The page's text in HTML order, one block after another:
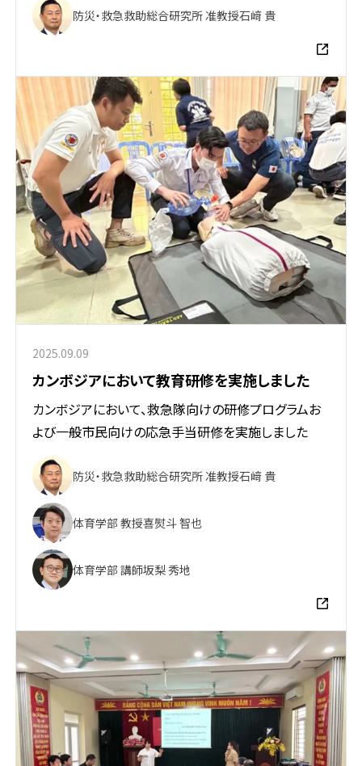
防災・救急救助総合研究所 准教授石﨑 貴
2025.09.09
カンボジアにおいて教育研修を実施しました
カンボジアにおいて、救急隊向けの研修プログラムお
よび一般市民向けの応急手当研修を実施しました
防災・救急救助総合研究所 准教授石﨑 貴
体育学部 教授喜熨斗 智也
体育学部 講師坂梨 秀地